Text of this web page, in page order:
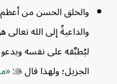
والخلق الحسن من أعظم
والداعيةُ إلى الله تعالى
ليُطبِّقه على نفسه ويدعو
الجزيل؛ ولهذا قال
: ما